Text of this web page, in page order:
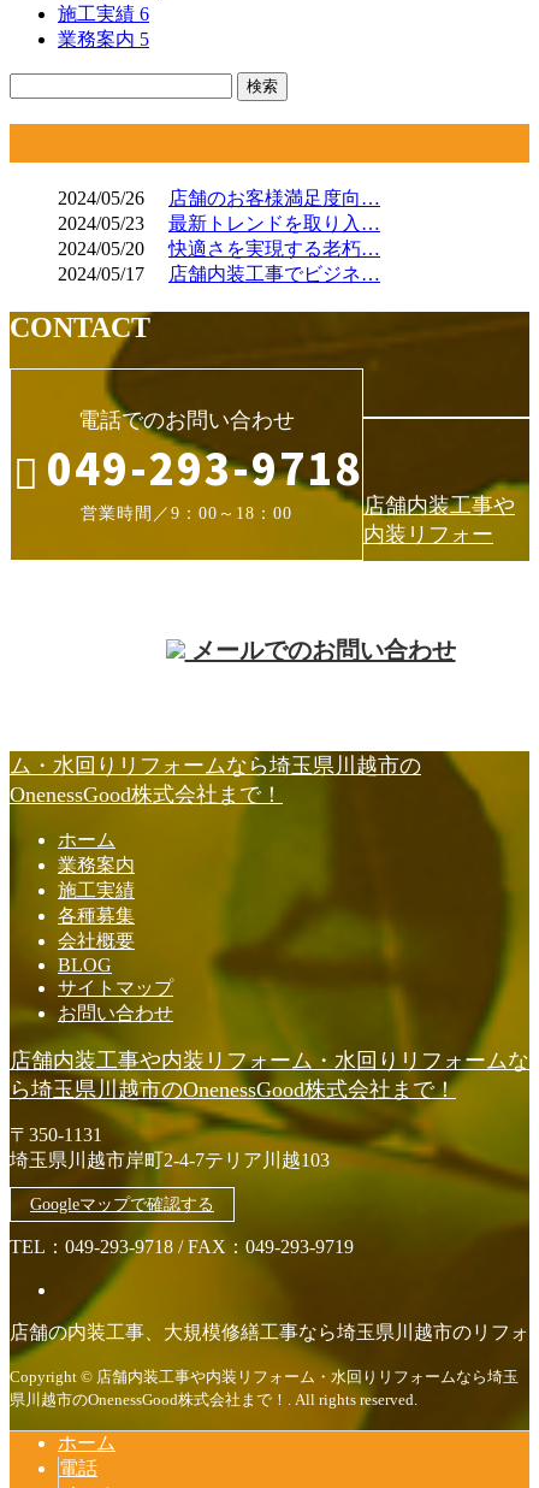
施工実績 6
業務案内 5
2024/05/26
店舗のお客様満足度向…
2024/05/23
最新トレンドを取り入…
2024/05/20
快適さを実現する老朽…
2024/05/17
店舗内装工事でビジネ…
CONTACT
電話でのお問い合わせ
049-293-9718
営業時間／9：00～18：00
メールでのお問い合わせ
店舗内装工事や
内装リフォー
ム・水回りリフォームなら埼玉県川越市の
OnenessGood株式会社まで！
ホーム
業務案内
施工実績
各種募集
会社概要
BLOG
サイトマップ
お問い合わせ
店舗内装工事や内装リフォーム・水回りリフォームな
ら埼玉県川越市のOnenessGood株式会社まで！
〒350-1131
埼玉県川越市岸町2-4-7テリア川越103
Googleマップで確認する
TEL：049-293-9718 / FAX：049-293-9719
店舗の内装工事、大規模修繕工事なら埼玉県川越市のリフォ
Copyright © 店舗内装工事や内装リフォーム・水回りリフォームなら埼玉
県川越市のOnenessGood株式会社まで！. All rights reserved.
ホーム
電話